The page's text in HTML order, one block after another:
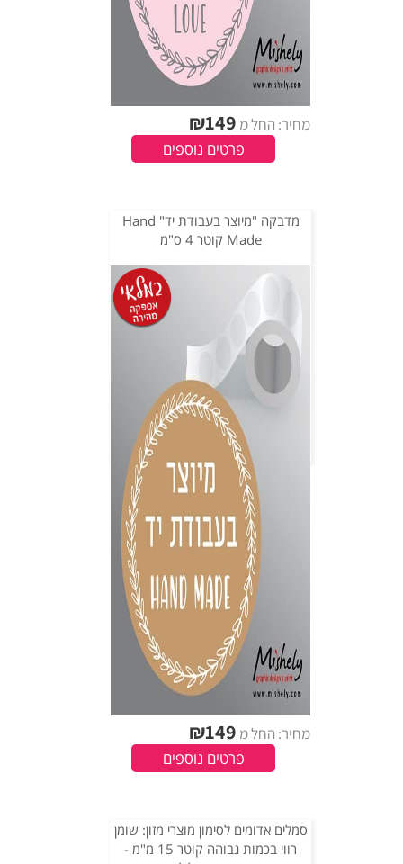
מחיר: החל מ ₪149
פרטים נוספים
מדבקה "מיוצר בעבודת יד" Hand
Made קוטר 4 ס"מ
מחיר: החל מ ₪149
פרטים נוספים
סמלים אדומים לסימון מוצרי מזון: שומן
רווי בכמות גבוהה קוטר 15 מ"מ -